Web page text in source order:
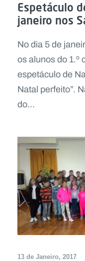
Espetáculo
janeiro nos
No dia 5 de
os alunos do 1.º
espetáculo de
Natal perfeito”.
do...
13 de Janeiro, 2017